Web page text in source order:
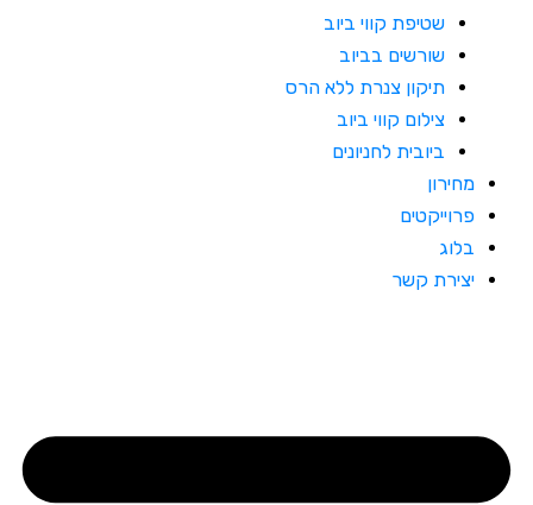
שטיפת קווי ביוב
שורשים בביוב
תיקון צנרת ללא הרס
צילום קווי ביוב
ביובית לחניונים
מחירון
פרוייקטים
בלוג
יצירת קשר